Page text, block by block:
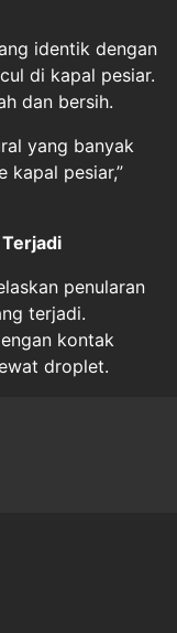
identik dengan
di kapal pesiar.
dan bersih.
yang banyak
kapal pesiar,”
penularan
terjadi.
kontak
droplet.